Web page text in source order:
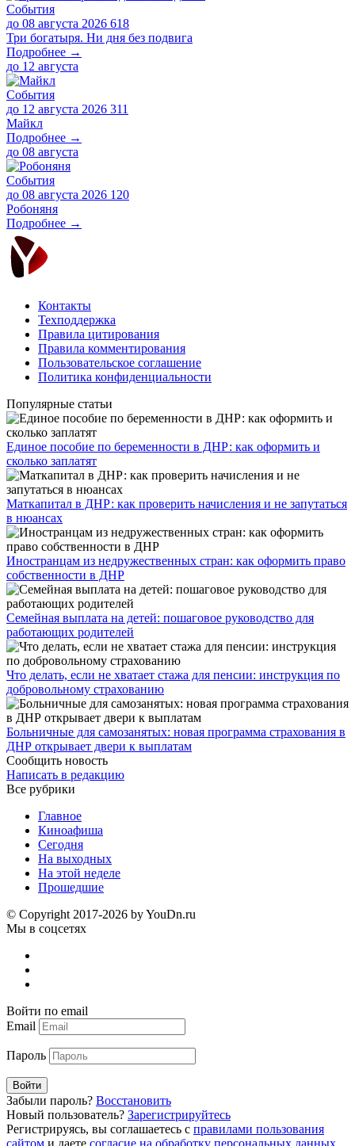
События
до 08 августа 2026 618
Три богатыря. Ни дня без подвига
Подробнее →
до 12 августа
События
до 12 августа 2026 311
Майкл
Подробнее →
до 08 августа
События
до 08 августа 2026 120
Робоняня
Подробнее →
Контакты
Техподдержка
Правила цитирования
Правила комментирования
Пользовательское соглашение
Политика конфиденциальности
Популярные статьи
Единое пособие по беременности в ДНР: как оформить и
сколько заплатят
​Маткапитал в ДНР: как проверить начисления и не запутаться
в нюансах
Иностранцам из недружественных стран: как оформить право
собственности в ДНР
Семейная выплата на детей: пошаговое руководство для
работающих родителей
Что делать, если не хватает стажа для пенсии: инструкция по
добровольному страхованию
Больничные для самозанятых: новая программа страхования в
ДНР открывает двери к выплатам
Сообщить новость
Написать в редакцию
Все рубрики
Главное
Киноафиша
Сегодня
На выходных
На этой неделе
Прошедшие
© Copyright 2017-2026 by YouDn.ru
Мы в соцсетях
Войти по email
Email
Пароль
Войти
Забыли пароль? Восстановить
Новый пользователь? Зарегистрируйтесь
Регистрируясь, вы соглашаетесь с правилами пользования
сайтом и даете согласие на обработку персональных данных